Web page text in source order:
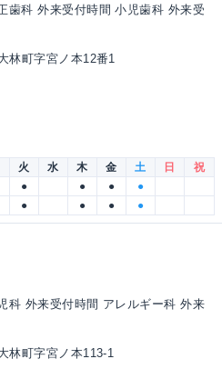
歯科 外来受付時間 小児歯科 外来受
林町字宮ノ本12番1
火 水 木 金 土 日
祝
● ● ●
●
● ● ● ●
科 外来受付時間 アレルギー科 外来
林町字宮ノ本113-1